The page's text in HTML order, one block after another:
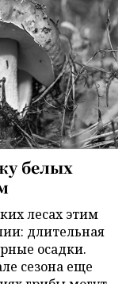
белых
лесах этим
длительная
осадки.
сезона еще